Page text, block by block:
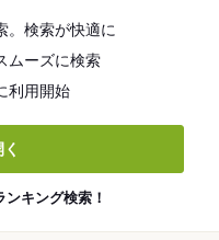
。検索が快適に
ムーズに検索
利用開始
キング検索！